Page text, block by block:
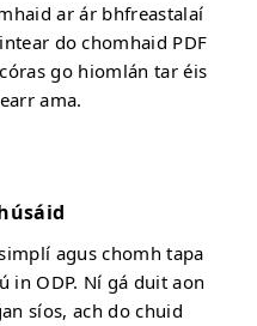
ar ár bhfreastalaí
do chomhaid PDF
go hiomlán tar éis
ama.
agus chomh tapa
in ODP. Ní gá duit aon
síos, ach do chuid